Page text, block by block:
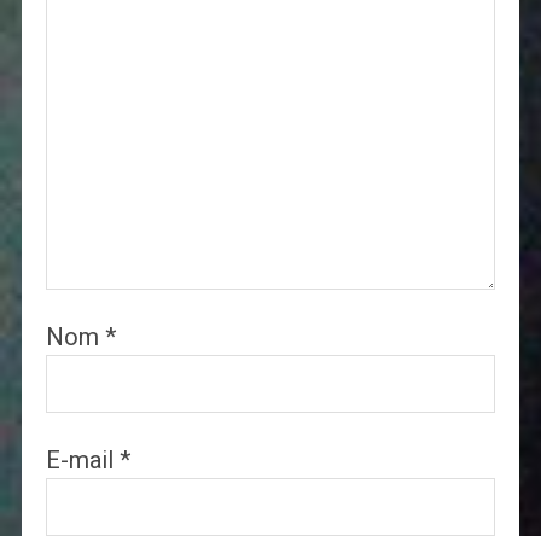
Nom *
E-mail *